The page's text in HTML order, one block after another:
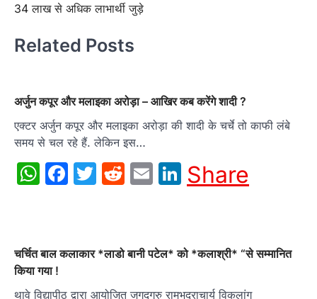
34 लाख से अधिक लाभार्थी जुड़े
Related Posts
अर्जुन कपूर और मलाइका अरोड़ा – आखिर कब करेंगे शादी ?
एक्टर अर्जुन कपूर और मलाइका अरोड़ा की शादी के चर्चे तो काफी लंबे
समय से चल रहे हैं. लेकिन इस…
WhatsApp
Facebook
Twitter
Reddit
EmailLinkedIn
Share
चर्चित बाल कलाकार *लाडो बानी पटेल* को *कलाश्री* “से सम्मानित
किया गया !
थावे विद्यापीठ द्वारा आयोजित जगद्गुरु रामभद्राचार्य विकलांग